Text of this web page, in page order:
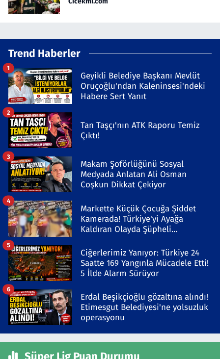
Trend Haberler
Geyikli Belediye Başkanı Mevlüt
Oruçoğlu'ndan Kaleninsesi'ndeki
Habere Sert Yanıt
1
Tan Taşçı'nın ATK Raporu Temiz
Çıktı!
2
Makam Şoförlüğünü Sosyal
Medyada Anlatan Ali Osman
Coşkun Dikkat Çekiyor
3
Markette Küçük Çocuğa Şiddet
Kamerada! Türkiye'yi Ayağa
Kaldıran Olayda Şüpheli
4
Ciğerlerimiz Yanıyor: Türkiye 24
Saatte 169 Yangınla Mücadele Etti!
5 İlde Alarm Sürüyor
5
Erdal Beşikçioğlu gözaltına alındı!
Etimesgut Belediyesi'ne yolsuzluk
operasyonu
6
Süper Lig Puan Durumu